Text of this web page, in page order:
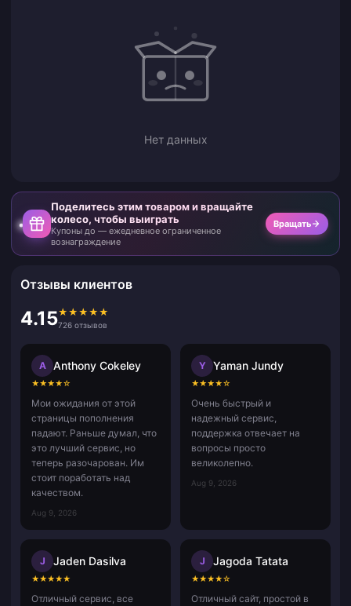
Нет данных
Поделитесь этим товаром и вращайте
колесо, чтобы выиграть
Купоны до — ежедневное ограниченное
вознаграждение
Вращать
Отзывы клиентов
4.15★ ★ ★ ★ ★
726 отзывов
A Anthony Cokeley
★★★★☆
Мои ожидания от этой
страницы пополнения
падают. Раньше думал, что
это лучший сервис, но
теперь разочарован. Им
стоит поработать над
качеством.
Aug 9, 2026
Y Yaman Jundy
★★★★☆
Очень быстрый и
надежный сервис,
поддержка отвечает на
вопросы просто
великолепно.
Aug 9, 2026
J Jaden Dasilva
★★★★★
Отличный сервис, все
J Jagoda Tatata
★★★★☆
Отличный сайт, простой в